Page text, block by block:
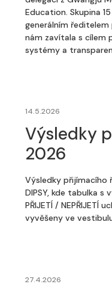
Education. Skupina
generálním
nám zavítala s cílem
systémy a
14.5.2026
Výsledky
2026
Výsledky přijímacího
DIPSY, kde tabulka s
PŘIJETÍ / NEPŘIJETÍ
vyvěšeny ve
27.4.2026